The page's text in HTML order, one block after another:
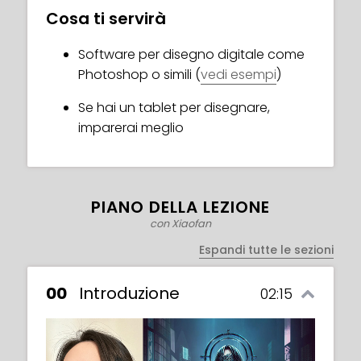
stupiranno il mondo! Iscriviti subito!
Cosa ti servirà
Software per disegno digitale come
Photoshop o simili (vedi esempi)
Se hai un tablet per disegnare,
imparerai meglio
PIANO DELLA LEZIONE
con Xiaofan
Espandi tutte le sezioni
00 Introduzione 02:15